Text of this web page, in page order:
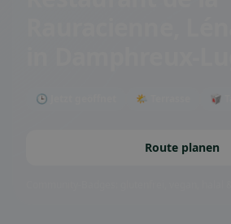
🕒 Jetzt geöffnet 🌤 Terrasse 🥡
Route planen